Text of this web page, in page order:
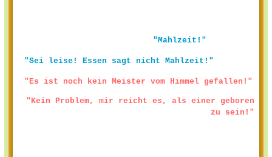
"Mahlzeit!"
"Sei leise! Essen sagt nicht Mahlzeit!"
"Es ist noch kein Meister vom Himmel gefallen!"
"Kein Problem, mir reicht es, als einer geboren
zu sein!"